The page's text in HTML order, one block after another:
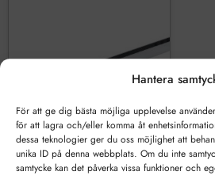
Hantera
För att ge dig bästa möjliga upplevelse
för att lagra och/eller komma åt
dessa teknologier ger du oss möjlighet att
unika ID på denna webbplats. Om du inte
samtycke kan det påverka vissa funktioner och
U-profil 2500 mm